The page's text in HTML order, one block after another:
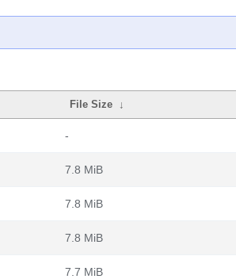
File Size ↓
-
7.8 MiB
7.8 MiB
7.8 MiB
7.7 MiB